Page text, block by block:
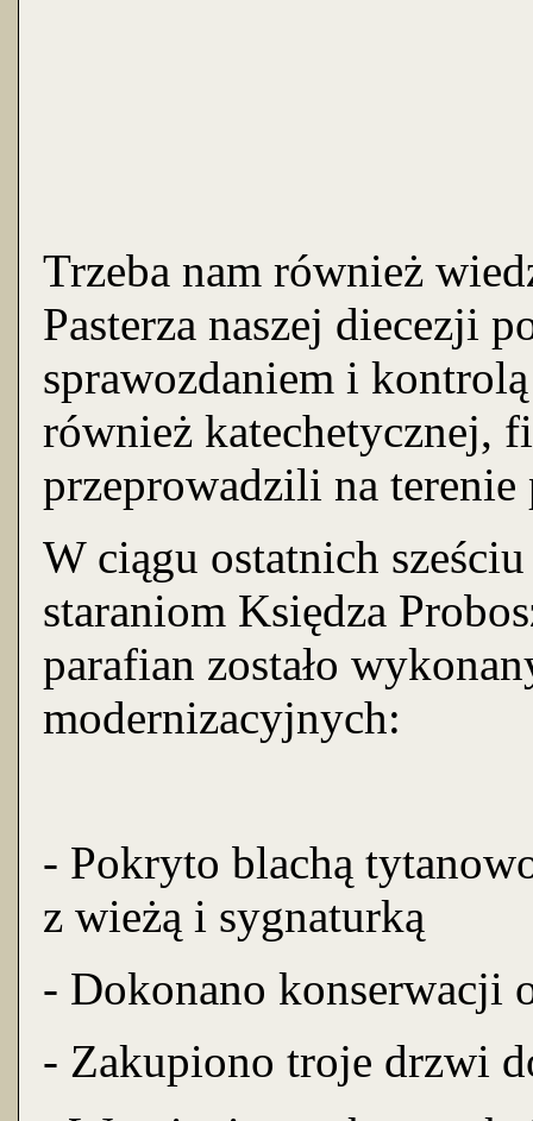
Trzeba nam również
Pasterza naszej diecezji
sprawozdaniem i
również katechetycznej,
przeprowadzili na
W ciągu ostatnich
staraniom Księdza
parafian zostało
modernizacyjnych:
- Pokryto blachą
z wieżą i sygnaturką
- Dokonano konserwacji
- Zakupiono troje drzwi